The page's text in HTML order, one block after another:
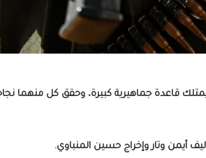
قاعدة جماهيرية كبيرة، وحقق كل منهما
أيمن وتار وإخراج حسين المنباوي.